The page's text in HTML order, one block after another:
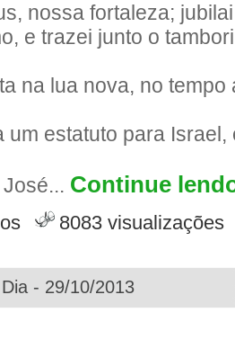
nossa fortaleza;
e trazei junto o
na lua nova, no
um estatuto para
Continue
8083 visualizações
- 29/10/2013